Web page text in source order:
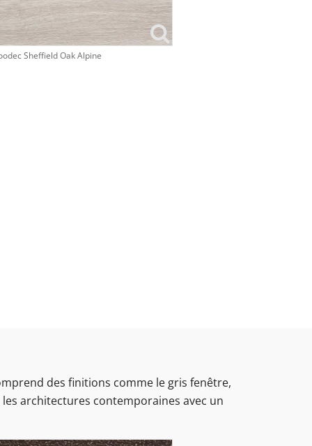
Sheffield Oak Alpine
des finitions comme le gris fenêtre,
architectures contemporaines avec un